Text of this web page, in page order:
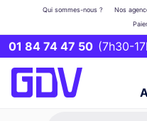
01 84 74 47 50 (7h30-
Qui sommes-nous ? Nos